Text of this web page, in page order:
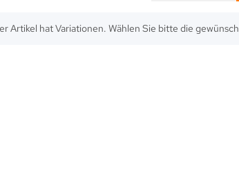
Artikel hat Variationen. Wählen Sie bitte die